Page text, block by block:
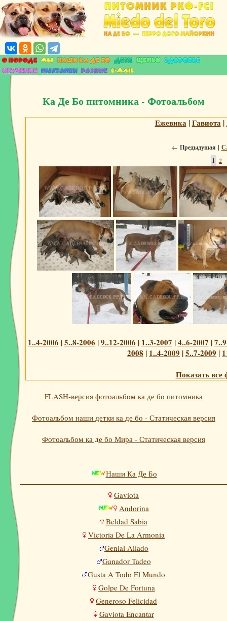
Ка Де Бо питомника - Фотоальбом
Ежевика|Гавиота|
← Предыдущая |
1 2
1..4-2006 |5..8-2006 |9..12-2006 | 1..3-2007 |4..6-2007 |
2008 | 1..4-2009 |5..7-2009 |
Показать все
FLASH-версия фотоальбом ка де бо питомника
Фотоальбом наши детки ка де бо - Статическая версия
Фотоальбом ка де бо Мира - Статическая версия
Наши Ка Де Бо
Gaviota
Andorina
Beldad Sabia
Victoria De La Armonia
Genial Aliado
Ganador Tadeo
Gusta A Todo El Mundo
Golpe De Fortuna
Generoso Felicidad
Gaviota Encantar